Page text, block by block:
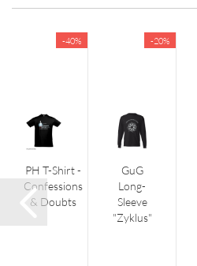
-40%
PH T-Shirt -
Confessions
& Doubts
-20%
GuG
Long-
Sleeve
"Zyklus"